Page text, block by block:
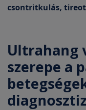
csontritkulás,
Ultrahang
szerepe a